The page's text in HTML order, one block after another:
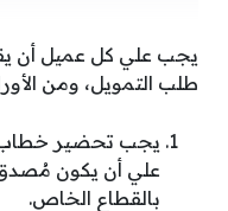
يجب علي كل عميل أن
طلب التمويل، ومن
يجب تحضير خطاب
علي أن يكون مُصدق
بالقطاع الخاص.